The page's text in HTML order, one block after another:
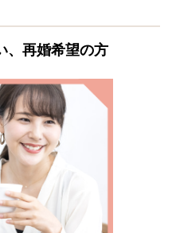
、再婚希望の方